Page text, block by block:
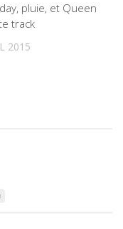
pluie, et Queen
track
2015